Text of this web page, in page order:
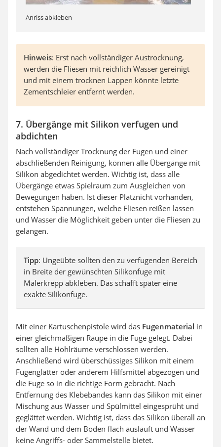
Anriss abkleben
Hinweis: Erst nach vollständiger Austrocknung,
werden die Fliesen mit reichlich Wasser gereinigt
und mit einem trocknen Lappen könnte letzte
Zementschleier entfernt werden.
7. Übergänge mit Silikon verfugen und
abdichten
Nach vollständiger Trocknung der Fugen und einer
abschließenden Reinigung, können alle Übergänge mit
Silikon abgedichtet werden. Wichtig ist, dass alle
Übergänge etwas Spielraum zum Ausgleichen von
Bewegungen haben. Ist dieser Platznicht vorhanden,
entstehen Spannungen, welche Fliesen reißen lassen
und Wasser die Möglichkeit geben unter die Fliesen zu
gelangen.
Tipp: Ungeübte sollten den zu verfugenden Bereich
in Breite der gewünschten Silikonfuge mit
Malerkrepp abkleben. Das schafft später eine
exakte Silikonfuge.
Mit einer Kartuschenpistole wird das Fugenmaterial in
einer gleichmäßigen Raupe in die Fuge gelegt. Dabei
sollten alle Hohlräume verschlossen werden.
Anschließend wird überschüssiges Silikon mit einem
Fugenglätter oder anderem Hilfsmittel abgezogen und
die Fuge so in die richtige Form gebracht. Nach
Entfernung des Klebebandes kann das Silikon mit einer
Mischung aus Wasser und Spülmittel eingesprüht und
geglättet werden. Wichtig ist, dass das Silikon überall an
der Wand und dem Boden flach ausläuft und Wasser
keine Angriffs- oder Sammelstelle bietet.